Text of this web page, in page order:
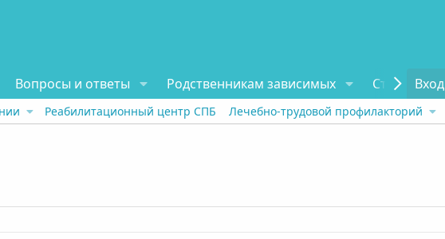
Вопросы и ответы Родственникам зависимых СтатьиВход
Реабилитационный центр СПБ Лечебно-трудовой профилакторий